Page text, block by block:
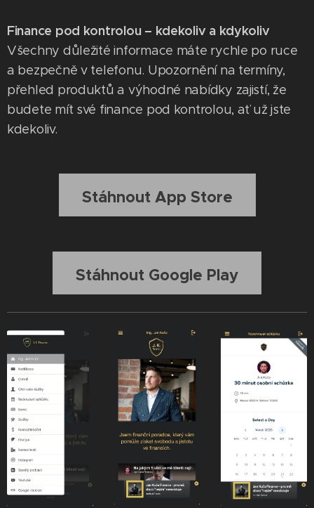
Finance pod kontrolou – kdekoliv a kdykoliv
Všechny důležité informace máte rychle po ruce
a bezpečně v telefonu. Upozornění na termíny,
přehled produktů a výhodné nabídky zajistí, že
budete mít své finance pod kontrolou, ať už jste
kdekoliv.
Stáhnout App Store
Stáhnout Google Play